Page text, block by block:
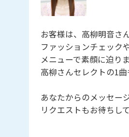
お客様は、高柳明音さ
ファッションチェック
メニューで素顔に迫り
高柳さんセレクトの1
あなたからのメッセージ
リクエストもお待ちし